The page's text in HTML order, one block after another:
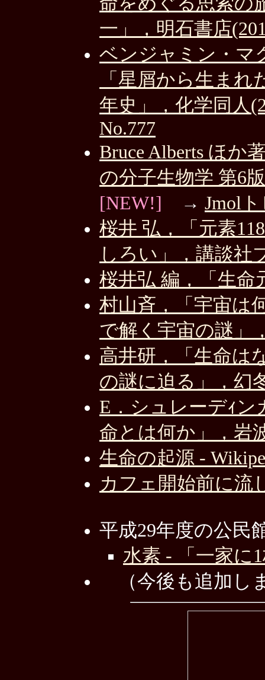
一」，明石書店
ベンジャミン・
「星屑から生ま
年史」，化学同人
No.777
Bruce Alberts ほか
の分子生物学 第6
[NEW!] → Jmol
桜井 弘，「元素
しろい」，講談社
桜井弘 編，「生命
村山斉，「宇宙は
で解く宇宙の謎」
高井研，「生命
の謎に迫る」，幻
E．シュレーデｨン
命とは何か」，岩
生命の起源 -
カフェ開始前に流
平成29年度の公民
水素 - 「一家に
（今後も追加し